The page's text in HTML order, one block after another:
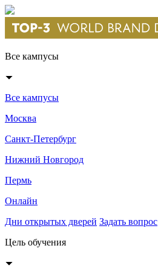
Все кампусы
Все кампусы
Москва
Санкт-Петербург
Нижний Новгород
Пермь
Онлайн
Дни открытых дверей Задать вопрос
Цель обучения